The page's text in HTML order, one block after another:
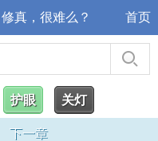
真，很难么？ 首页
护眼 关灯
下一章